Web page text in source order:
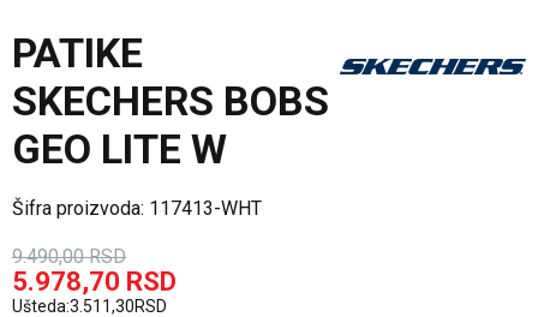
PATIKE
SKECHERS BOBS
GEO LITE W
Šifra proizvoda: 117413-WHT
9.490,00 RSD
5.978,70 RSD
Ušteda:3.511,30RSD